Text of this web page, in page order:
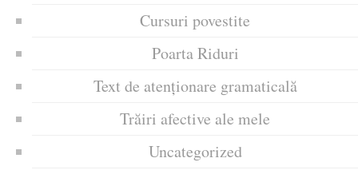
Cursuri povestite
Poarta Riduri
Text de atenționare gramaticală
Trăiri afective ale mele
Uncategorized